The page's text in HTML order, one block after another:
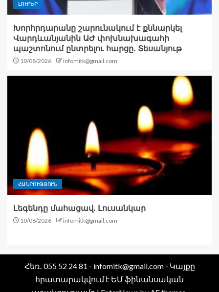
ԼՈՒՐԵՐ
Խորհրդարանը շարունակում է քննարկել
Վարդևանյանին ԱԺ փոխնախագահի
պաշտոնում ընտրելու հարցը. Տեսանյութ
10/08/2026 infomitk@gmail.com
ՀԱՆՐՈՒԹՅՈՒՆ
Լեգենդը մահացավ. Լուսանկար
10/08/2026 infomitk@gmail.com
Հեռ․ 055 52 24 81 - infomitk@gmail.com - Կայքը
հրատարակվում է ԵՄ ֆինանսական